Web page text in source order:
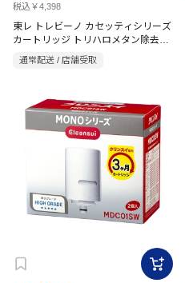
税込￥4,398
東レ トレビーノ カセッティシリーズ
カートリッジ トリハロメタン除去タ
イプ2P MKC.T2J
通常配送 / 店舗受取